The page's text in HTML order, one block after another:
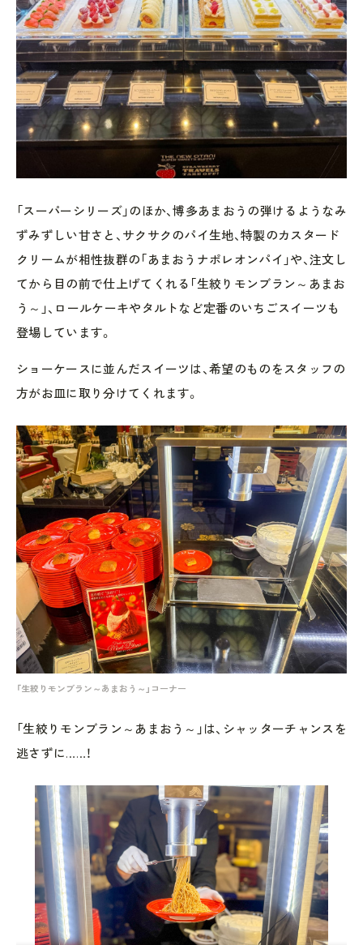
「スーパーシリーズ」のほか、博多あまおうの弾けるようなみ
ずみずしい甘さと、サクサクのパイ生地、特製のカスタード
クリームが相性抜群の「あまおうナポレオンパイ」や、注文し
てから目の前で仕上げてくれる「生絞りモンブラン～あまお
う～」、ロールケーキやタルトなど定番のいちごスイーツも
登場しています。
ショーケースに並んだスイーツは、希望のものをスタッフの
方がお皿に取り分けてくれます。
「生絞りモンブラン～あまおう～」コーナー
「生絞りモンブラン～あまおう～」は、シャッターチャンスを
逃さずに……！